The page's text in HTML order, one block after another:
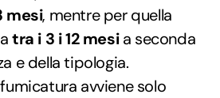
mesi, mentre per quella
tra i 3 i 12 mesia seconda
e della tipologia.
avviene solo